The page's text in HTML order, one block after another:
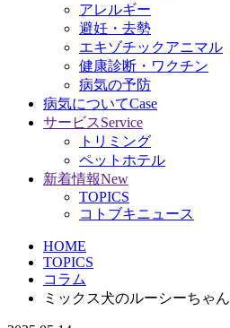
アレルギー
避妊・去勢
エキゾチックアニマル
健康診断・ワクチン
病気の予防
病気についてCase
サービスService
トリミング
ペットホテル
新着情報New
TOPICS
コトブキニュース
HOME
TOPICS
コラム
ミックス犬のルーシーちゃん